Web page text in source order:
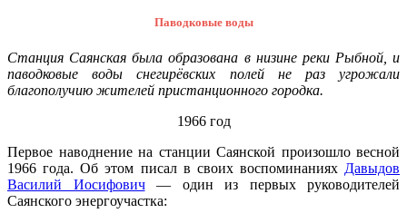
Паводковые воды
Станция Саянская была образована в низине реки Рыбной, и
паводковые воды снегирёвских полей не раз угрожали
благополучию жителей пристанционного городка.
1966 год
Первое наводнение на станции Саянской произошло весной
1966 года. Об этом писал в своих воспоминаниях Давыдов
Василий Иосифович— один из первых руководителей
Саянского энергоучастка: